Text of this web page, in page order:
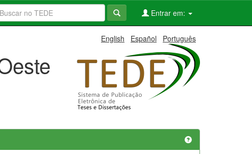
Entrar em:
English Español Português